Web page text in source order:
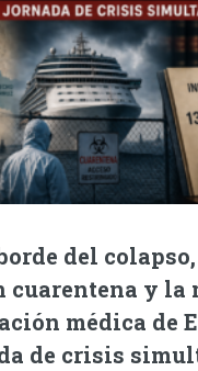
del
cuarentena y la
médica de
de crisis